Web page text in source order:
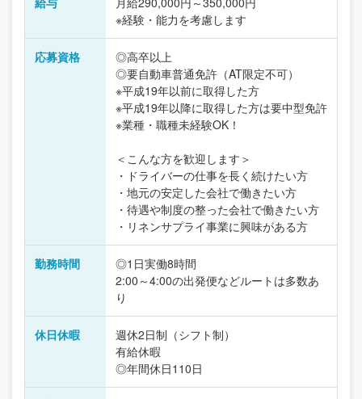
※経験・能力を考慮します
応募資格
◎高卒以上
◎要自動車普通免許（AT限定不可）
※平成19年以前に取得した方
※平成19年以降に取得した方は要中型免許
※業種・職種未経験OK！
＜こんな方を歓迎します＞
・ドライバーの仕事を長く続けたい方
・地元の安定した会社で働きたい方
・待遇や制度の整った会社で働きたい方
・リネンサプライ事業に興味がある方
勤務時間
◎1日実働8時間
2:00～4:00の出発便などルートは多数あ
り
休日休暇
週休2日制（シフト制）
有給休暇
◎年間休日110日